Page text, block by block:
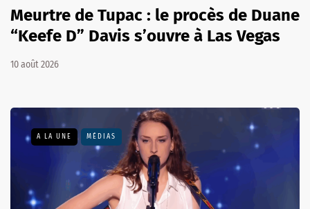
Meurtre de Tupac : le procès de Duane
“Keefe D” Davis s’ouvre à Las Vegas
10 août 2026
A LA UNE MÉDIAS